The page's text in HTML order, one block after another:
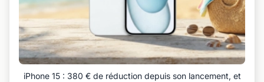
iPhone 15 : 380 € de réduction depuis son lancement, et